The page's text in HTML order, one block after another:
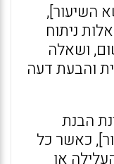
השיעור],
זיהוי מידע, 2 שאלות ניתוח
ושאלה
והבעת דעה
הבנת
כאשר כל
או